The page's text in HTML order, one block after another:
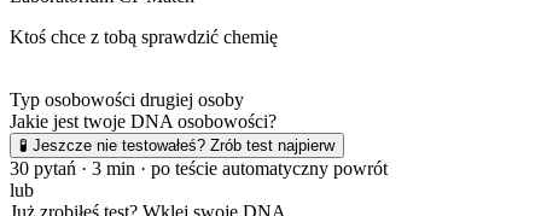
Ktoś chce z tobą sprawdzić chemię
Typ osobowości drugiej osoby
Jakie jest twoje DNA osobowości?
🧪 Jeszcze nie testowałeś? Zrób test najpierw
30 pytań · 3 min · po teście automatyczny powrót
lub
Już zrobiłeś test? Wklej swoje DNA